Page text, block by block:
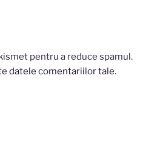
pentru a reduce spamul.
datele comentariilor tale.